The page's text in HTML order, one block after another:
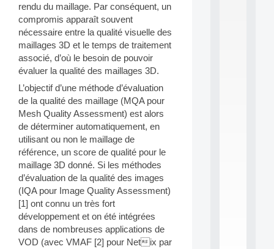
rendu du maillage. Par conséquent, un
compromis apparaît souvent
nécessaire entre la qualité visuelle des
maillages 3D et le temps de traitement
associé, d’où le besoin de pouvoir
évaluer la qualité des maillages 3D.
L’objectif d’une méthode d’évaluation
de la qualité des maillage (MQA pour
Mesh Quality Assessment) est alors
de déterminer automatiquement, en
utilisant ou non le maillage de
référence, un score de qualité pour le
maillage 3D donné. Si les méthodes
d’évaluation de la qualité des images
(IQA pour Image Quality Assessment)
[1] ont connu un très fort
développement et on été intégrées
dans de nombreuses applications de
VOD (avec VMAF [2] pour Netix par